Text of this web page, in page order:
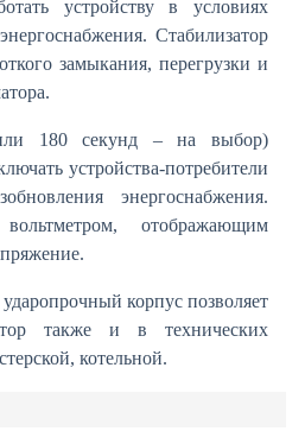
устройству в условиях
Стабилизатор
замыкания, перегрузки и
180 секунд – на выбор)
устройства-потребители
энергоснабжения.
отображающим
корпус позволяет
также и в технических
котельной.